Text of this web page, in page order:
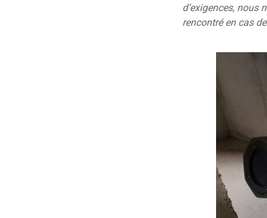
d’exigences, nous
rencontré en cas